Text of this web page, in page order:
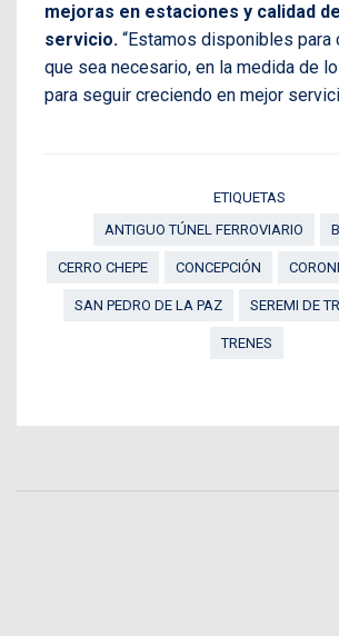
mejoras en estaciones y calidad
servicio. “Estamos disponibles para
que sea necesario, en la medida de
para seguir creciendo en mejor
ETIQUETAS
ANTIGUO TÚNEL FERROVIARIO
CERRO CHEPE CONCEPCIÓN
SAN PEDRO DE LA PAZ SEREMI DE
TRENES